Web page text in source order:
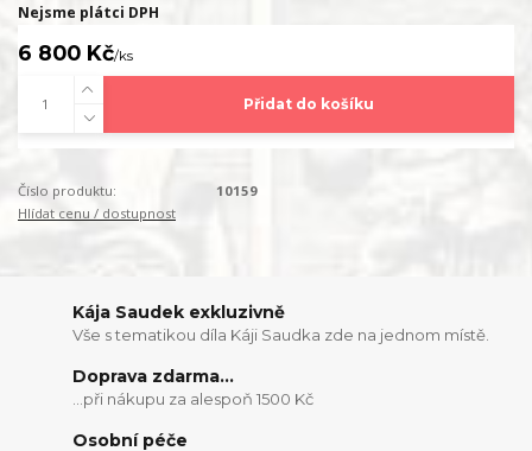
Nejsme plátci DPH
6 800 Kč/ks
Přidat do košíku
Číslo produktu:
10159
Hlídat cenu / dostupnost
Kája Saudek exkluzivně
Vše s tematikou díla Káji Saudka zde na jednom místě.
Doprava zdarma...
...při nákupu za alespoň 1500 Kč
Osobní péče